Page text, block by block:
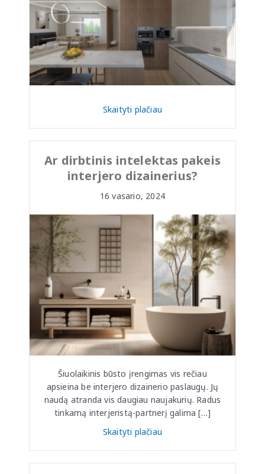
Skaityti plačiau
Ar dirbtinis intelektas pakeis
interjero dizainerius?
16 vasario, 2024
Šiuolaikinis būsto įrengimas vis rečiau
apsieina be interjero dizainerio paslaugų. Jų
naudą atranda vis daugiau naujakurių. Radus
tinkamą interjeristą-partnerį galima […]
Skaityti plačiau